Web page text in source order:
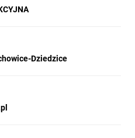
Dziedzice